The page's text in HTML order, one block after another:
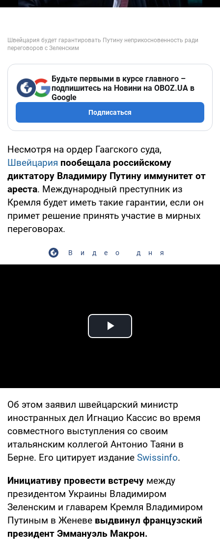
Будьте первыми в курсе главного –
подпишитесь на Новини на OBOZ.UA в
Google
Подписаться
Несмотря на ордер Гаагского суда,
Швейцария пообещала российскому
диктатору Владимиру Путину иммунитет от
ареста. Международный преступник из
Кремля будет иметь такие гарантии, если он
примет решение принять участие в мирных
переговорах.
Видео дня
Play Video
Об этом заявил швейцарский министр
иностранных дел Игнацио Кассис во время
совместного выступления со своим
итальянским коллегой Антонио Таяни в
Берне. Его цитирует издание Swissinfo.
Инициативу провести встречу между
президентом Украины Владимиром
Зеленским и главарем Кремля Владимиром
Путиным в Женеве выдвинул французский
президент Эммануэль Макрон.